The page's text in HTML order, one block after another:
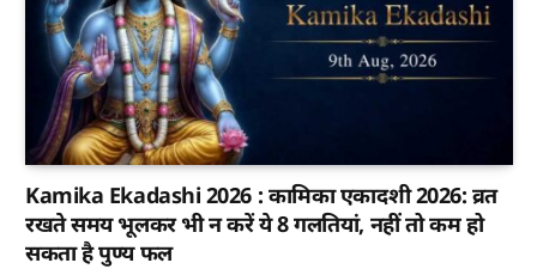
Kamika Ekadashi 2026 : कामिका एकादशी 2026: व्रत
रखते समय भूलकर भी न करें ये 8 गलतियां, नहीं तो कम हो
सकता है पुण्य फल